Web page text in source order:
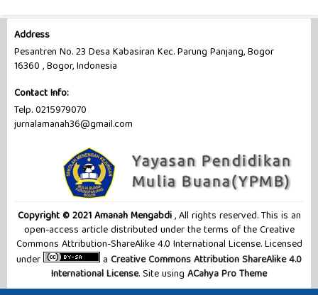
Address
Pesantren No. 23 Desa Kabasiran Kec. Parung Panjang, Bogor
16360 , Bogor, Indonesia
Contact Info:
Telp. 0215979070
jurnalamanah36@gmail.com
Copyright © 2021 Amanah Mengabdi, All rights reserved. This is an
open-access article distributed under the terms of the Creative
Commons Attribution-ShareAlike 4.0 International License. Licensed
under
a Creative Commons Attribution ShareAlike 4.0
International License. Site using ACahya Pro Theme